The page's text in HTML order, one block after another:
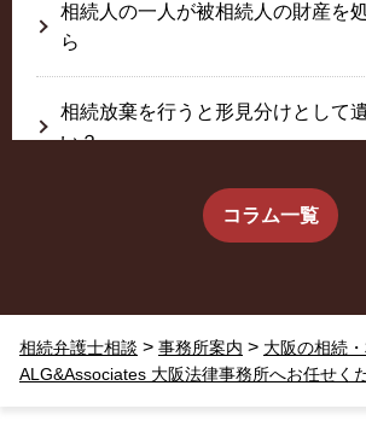
相続人の一人が被相続人の財産を
ら
相続放棄を行うと形見分けとして
い？
生前に相続放棄すると約束した念
相続放棄した結果、思い出の詰ま
い出されました。
コラム一覧
相続弁護士相談 > 事務所案内 > 大阪の相続
ALG&Associates 大阪法律事務所へお任せく